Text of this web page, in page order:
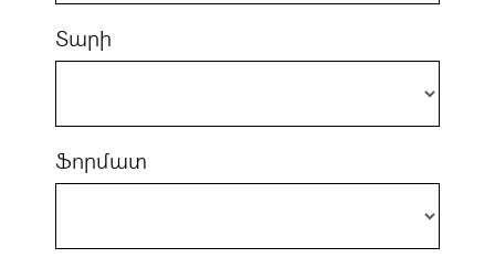
Տարի
Ֆորմատ